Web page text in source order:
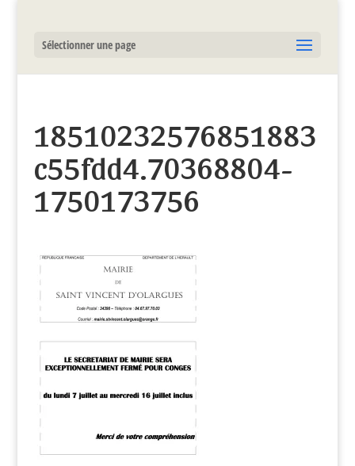
Sélectionner une page
18510232576851883
c55fdd4.70368804-
1750173756